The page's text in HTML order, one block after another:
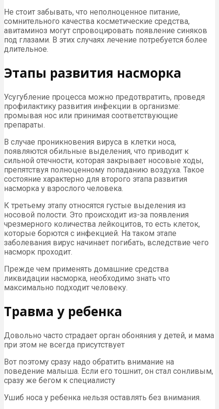
Не стоит забывать, что неполноценное питание,
сомнительного качества косметические средства,
авитаминоз могут спровоцировать появление синяков
под глазами. В этих случаях лечение потребуется более
длительное.
Этапы развития насморка
Усугубление процесса можно предотвратить, проведя
профилактику развития инфекции в организме:
промывая нос или принимая соответствующие
препараты.
В случае проникновения вируса в клетки носа,
появляются обильные выделения, что приводит к
сильной отечности, которая закрывает носовые ходы,
препятствуя полноценному попаданию воздуха. Такое
состояние характерно для второго этапа развития
насморка у взрослого человека.
К третьему этапу относятся густые выделения из
носовой полости. Это происходит из-за появления
чрезмерного количества лейкоцитов, то есть клеток,
которые борются с инфекцией. На таком этапе
заболевания вирус начинает погибать, вследствие чего
насморк проходит.
Прежде чем применять домашние средства
ликвидации насморка, необходимо знать что
максимально подходит человеку.
Травма у ребенка
Довольно часто страдает орган обоняния у детей, и мама
при этом не всегда присутствует
Вот поэтому сразу надо обратить внимание на
поведение малыша. Если его тошнит, он стал сонливым,
сразу же бегом к специалисту
Ушиб носа у ребенка нельзя оставлять без внимания.